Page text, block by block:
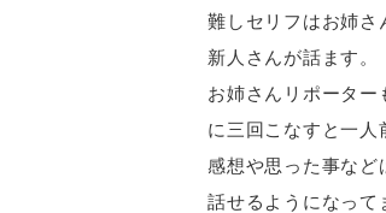
難しセリフはお姉さ
新人さんが話ます。
お姉さんリポーター
に三回こなすと一人
感想や思った事など
話せるようになって